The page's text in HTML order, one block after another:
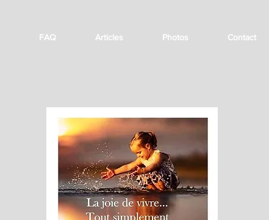
FAQ Articles Photos Contact